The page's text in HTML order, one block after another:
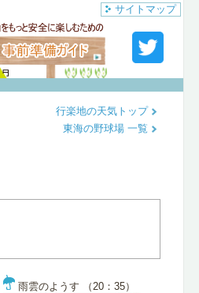
サイトマップ
行楽地の天気トップ
東海の野球場 一覧
雨雲のようす （20：35）